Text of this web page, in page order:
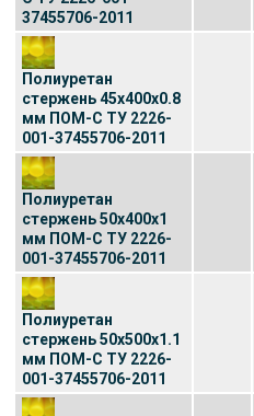
37455706-2011
Полиуретан
стержень 45x400x0.8
мм ПОМ-С ТУ 2226-
001-37455706-2011
Полиуретан
стержень 50x400x1
мм ПОМ-С ТУ 2226-
001-37455706-2011
Полиуретан
стержень 50x500x1.1
мм ПОМ-С ТУ 2226-
001-37455706-2011